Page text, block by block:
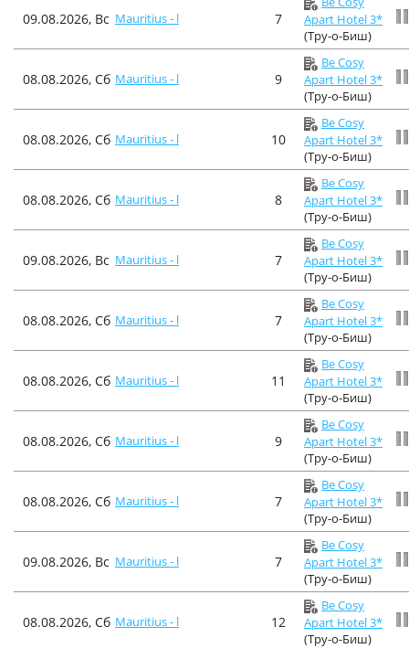
09.08.2026, Вс Mauritius - l 7
Apart Hotel 3*
(Тру-о-Биш)
08.08.2026, Сб Mauritius - l 9
Be Cosy
Apart Hotel 3*
(Тру-о-Биш)
08.08.2026, Сб Mauritius - l 10
Be Cosy
Apart Hotel 3*
(Тру-о-Биш)
08.08.2026, Сб Mauritius - l 8
Be Cosy
Apart Hotel 3*
(Тру-о-Биш)
09.08.2026, Вс Mauritius - l 7
Be Cosy
Apart Hotel 3*
(Тру-о-Биш)
08.08.2026, Сб Mauritius - l 7
Be Cosy
Apart Hotel 3*
(Тру-о-Биш)
08.08.2026, Сб Mauritius - l 11
Be Cosy
Apart Hotel 3*
(Тру-о-Биш)
08.08.2026, Сб Mauritius - l 9
Be Cosy
Apart Hotel 3*
(Тру-о-Биш)
08.08.2026, Сб Mauritius - l 7
Be Cosy
Apart Hotel 3*
(Тру-о-Биш)
09.08.2026, Вс Mauritius - l 7
Be Cosy
Apart Hotel 3*
(Тру-о-Биш)
08.08.2026, Сб Mauritius - l 12
Be Cosy
Apart Hotel 3*
(Тру-о-Биш)